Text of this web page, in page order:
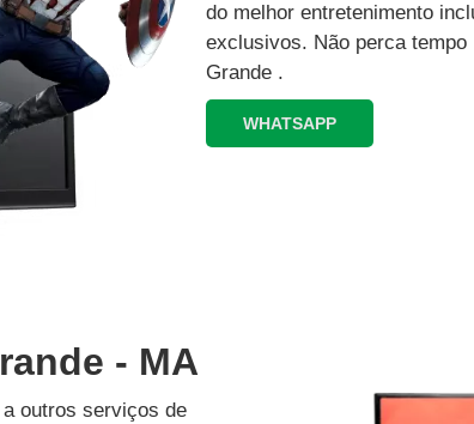
do melhor entretenimento
exclusivos.‍ Não perca
Grande .
WHATSAPP
- MA
outros serviços de